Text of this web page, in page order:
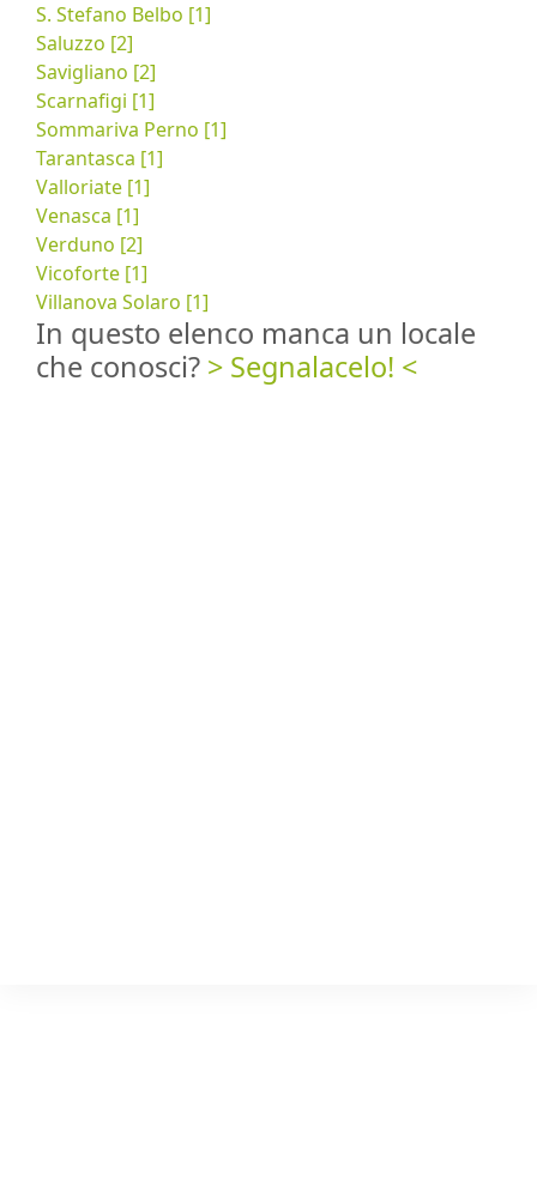
S. Stefano Belbo [1]
Saluzzo [2]
Savigliano [2]
Scarnafigi [1]
Sommariva Perno [1]
Tarantasca [1]
Valloriate [1]
Venasca [1]
Verduno [2]
Vicoforte [1]
Villanova Solaro [1]
In questo elenco manca un locale
che conosci? > Segnalacelo! <